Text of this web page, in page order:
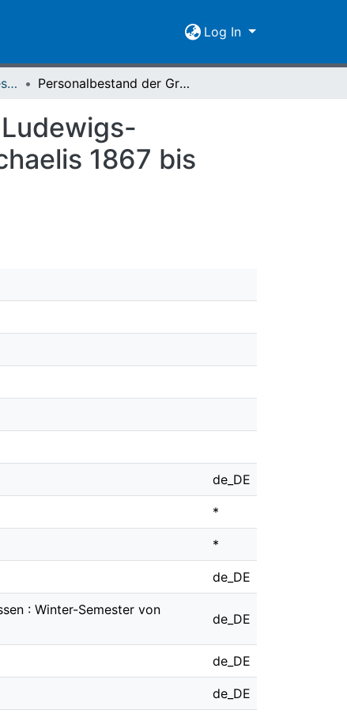
Log In
[1837-1916] Personalbestand / Verzeichnis der Studirenden der Großherzoglich Hessischen Ludwigs-Universität zu Giessen Personalbestand der Großherzoglich Hessischen Ludewigs-Universität zu Giessen : Winter-Semester von Michaelis 1867 bis Ostern 1868
1867 bis
de_DE
*
*
de_DE
: Winter-Semester von
de_DE
de_DE
de_DE